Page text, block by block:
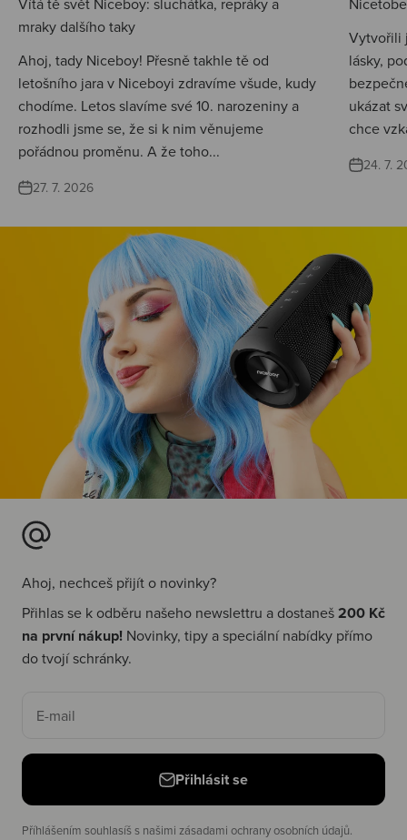
mraky dalšího taky
Ahoj, tady Niceboy! Přesně takhle tě od
letošního jara v Niceboyi zdravíme všude, kudy
chodíme. Letos slavíme své 10. narozeniny a
rozhodli jsme se, že si k nim věnujeme
pořádnou proměnu. A že toho...
27. 7. 2026
Vytvořili
lásky,
ukázat
chce
24. 7.
Ahoj, nechceš přijít o novinky?
Přihlas se k odběru našeho newslettru a dostaneš200 Kč
na první nákup! Novinky, tipy a speciální nabídky přímo
do tvojí schránky.
E-mail
Přihlásit se
Příhlášením souhlasíš s našimi zásadami ochrany osobních údajů.